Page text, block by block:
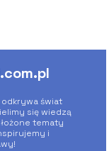
świat
się wiedzą
tematy
i